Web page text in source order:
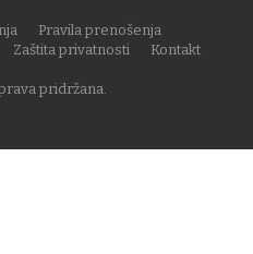
pridržana.
Pravila prenošenja
Zaštita privatnosti
Kontakt